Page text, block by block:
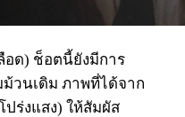
อด) ช็อตนี้ยังมีการ
วนเดิม ภาพที่ได้จาก
ร่งแสง) ให้สัมผัส